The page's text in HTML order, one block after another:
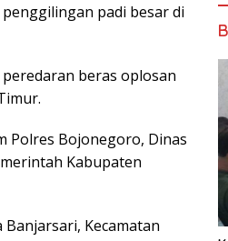
padi besar di
beras oplosan
Polres Bojonegoro, Dinas
Kabupaten
Kecamatan